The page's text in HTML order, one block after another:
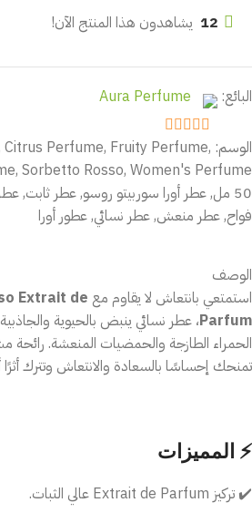
12 يشاهدون هذا المنتج الآن!
البائع: Aura Perfume
5
out of 5
الوسم: Citrus Perfume, Fruity Perfume,
, Sorbetto Rosso, Women's Perfume
50 مل
,عطر أورا سوربيتو روسو,عطر ثابت,
فواح,عطر منعش,عطر نسائي,عطور أورا
الوصف
استمتعي بانتعاش لا يقاوم مع Extrait de
Parfum، عطر نسائي ينبض بالحيوية
الحمراء الطازجة والحمضيات المنعشة. رائحة
تمنحك إحساسًا بالسعادة والانتعاش وتترك أثرًا
⚡ المميزات
✔️ تركيز Extrait de Parfum عالي الثبات.